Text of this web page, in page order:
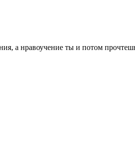
а нравоучение ты и потом